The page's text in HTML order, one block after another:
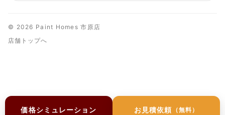
価格シミュレーション お見積依頼 （無料）
© 2026 Paint Homes 市原店
店舗トップへ